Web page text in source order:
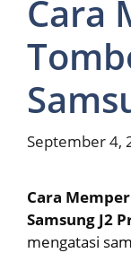
Cara
September 4,
Cara
Samsung J2
mengatasi